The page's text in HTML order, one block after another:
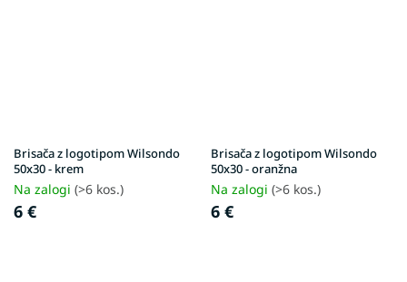
Brisača z logotipom Wilsondo
50x30 - krem
Na zalogi (>6 kos.)
6 €
Brisača z logotipom Wilsondo
50x30 - oranžna
Na zalogi (>6 kos.)
6 €